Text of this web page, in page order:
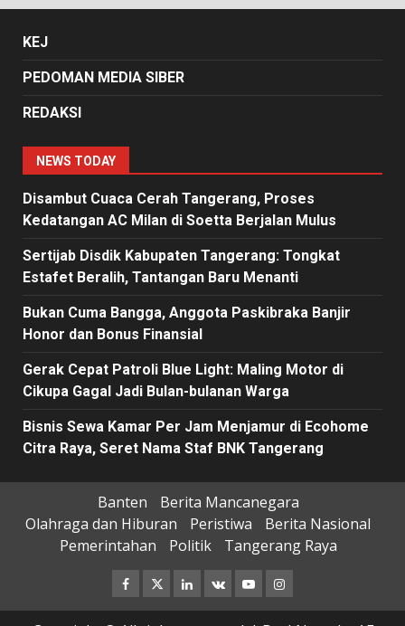
KEJ
PEDOMAN MEDIA SIBER
REDAKSI
NEWS TODAY
Disambut Cuaca Cerah Tangerang, Proses
Kedatangan AC Milan di Soetta Berjalan Mulus
Sertijab Disdik Kabupaten Tangerang: Tongkat
Estafet Beralih, Tantangan Baru Menanti
Bukan Cuma Bangga, Anggota Paskibraka Banjir
Honor dan Bonus Finansial
Gerak Cepat Patroli Blue Light: Maling Motor di
Cikupa Gagal Jadi Bulan-bulanan Warga
Bisnis Sewa Kamar Per Jam Menjamur di Ecohome
Citra Raya, Seret Nama Staf BNK Tangerang
Banten
Berita Mancanegara
Olahraga dan Hiburan
Peristiwa
Berita Nasional
Pemerintahan
Politik Tangerang Raya
Facebook
TwitterLinkedin
VK YoutubeInstagram